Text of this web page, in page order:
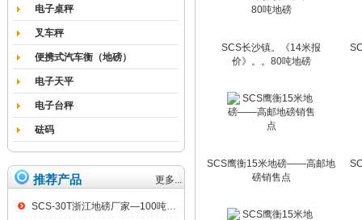
电子桌秤
叉车秤
便携式汽车衡（地磅）
电子天平
电子台秤
砝码
推荐产品 更多...
SCS-30T浙江地磅厂家—100吨汽车衡
SCS长沙镇。《14米报
价》。。80吨地磅
SCS鹰衡15米地磅——高邮地
磅销售点